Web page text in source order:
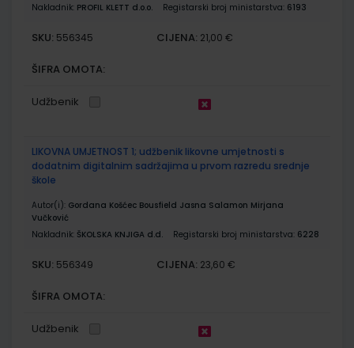
Nakladnik: PROFIL KLETT d.o.o. Registarski broj ministarstva: 6193
SKU: 556345 CIJENA: 21,00 €
ŠIFRA OMOTA:
Udžbenik
LIKOVNA UMJETNOST 1; udžbenik likovne umjetnosti s
dodatnim digitalnim sadržajima u prvom razredu srednje
škole
Autor(i): Gordana Košćec Bousfield Jasna Salamon Mirjana
Vučković
Nakladnik: ŠKOLSKA KNJIGA d.d. Registarski broj ministarstva: 6228
SKU: 556349 CIJENA: 23,60 €
ŠIFRA OMOTA:
Udžbenik